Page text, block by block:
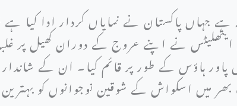
جہاں پاکستان نے نمایاں کردار ادا کیا ہے
نے اپنے عروج کے دوران کھیل پر
پاور ہاؤس کے طور پر قائم کیا۔ ان کے
بھر میں اسکواش کے شوقین نوجوانوں کو